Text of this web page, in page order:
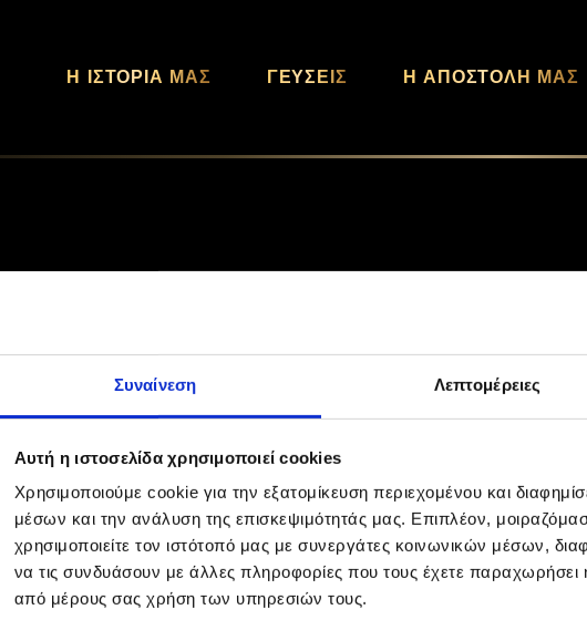
Συναίνεση Λεπτομέρειες
Αυτή η ιστοσελίδα χρησιμοποιεί cookies
Χρησιμοποιούμε cookie για την εξατομίκευση περιεχομένου και
μέσων και την ανάλυση της επισκεψιμότητάς μας. Επιπλέον,
χρησιμοποιείτε τον ιστότοπό μας με συνεργάτες κοινωνικών μέσων,
να τις συνδυάσουν με άλλες πληροφορίες που τους έχετε παραχωρήσει
από μέρους σας χρήση των υπηρεσιών τους.
Η ΙΣΤΟΡΊΑ ΜΑΣ ΓΕΎΣΕΙΣ Η ΑΠΟΣΤΟΛΉ ΜΑΣ
GR-1-ALMOND-D-